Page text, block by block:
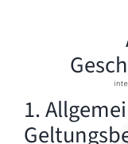
1.